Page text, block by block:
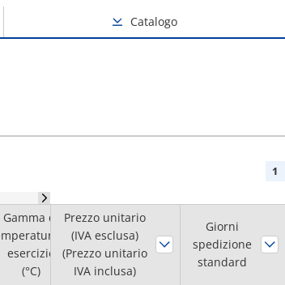
Catalogo
1
Gamma di
di
esercizio
(°C)
Diametro
esterno D
(φ)
Larghezza B
(mm)
Prezzo unitario
(IVA esclusa)
(Prezzo unitario
IVA inclusa)
Giorni
spedizione
standard